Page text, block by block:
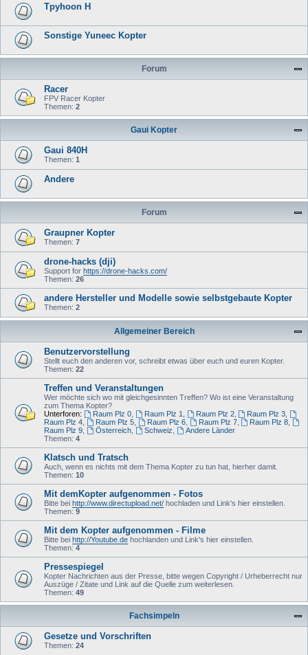
Tpyhoon H
Sonstige Yuneec Kopter
Forum
Racer
FPV Racer Kopter
Themen: 2
Gaui Kopter
Gaui 840H
Themen: 1
Andere
Forum
Graupner Kopter
Themen: 7
drone-hacks (dji)
Support for https://drone-hacks.com/
Themen: 26
andere Hersteller und Modelle sowie selbstgebaute Kopter
Themen: 2
Allgemeiner Bereich
Benutzervorstellung
Stellt euch den anderen vor, schreibt etwas über euch und euren Kopter.
Themen: 22
Treffen und Veranstaltungen
Wer möchte sich wo mit gleichgesinnten Treffen? Wo ist eine Veranstaltung
zum Thema Kopter?
Unterforen:
Raum Plz 0, Raum Plz 1 Raum Plz 2, Raum Plz 3
Raum Plz 4
Raum Plz 5, Raum Plz 6, Raum Plz 7, Raum Plz 8
Raum Plz 9
Österreich, Schweiz
Andere Länder
Themen: 4
Klatsch und Tratsch
Auch, wenn es nichts mit dem Thema Kopter zu tun hat, hierher damit.
Themen: 10
Mit demKopter aufgenommen - Fotos
Bitte bei http://www.directupload.net/ hochladen und Link's hier einstellen.
Themen: 9
Mit dem Kopter aufgenommen - Filme
Bitte bei http://Youtube.de hochlanden und Link's hier einstellen.
Themen: 4
Pressespiegel
Kopter Nachrichten aus der Presse, bitte wegen Copyright / Urheberrecht nur
Auszüge / Zitate und Link auf die Quelle zum weiterlesen.
Themen: 49
Fachsimpeln
Gesetze und Vorschriften
Themen: 24